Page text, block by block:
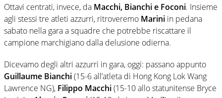
Ottavi centrati, invece, da Macchi, Bianchi e Foconi. Insieme
agli stessi tre atleti azzurri, ritroveremo Marini in pedana
sabato nella gara a squadre che potrebbe riscattare il
campione marchigiano dalla delusione odierna.
Dicevamo degli altri azzurri in gara, oggi: passano appunto
Guillaume Bianchi(15-6 all’atleta di Hong Kong Lok Wang
Lawrence NG), Filippo Macchi(15-10 allo statunitense Bryce